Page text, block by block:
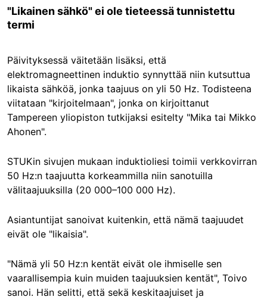
"Likainen sähkö" ei ole tieteessä tunnistettu
termi
Päivityksessä väitetään lisäksi, että
elektromagneettinen induktio synnyttää niin kutsuttua
likaista sähköä, jonka taajuus on yli 50 Hz. Todisteena
viitataan "kirjoitelmaan", jonka on kirjoittanut
Tampereen yliopiston tutkijaksi esitelty "Mika tai Mikko
Ahonen".
STUKin sivujen mukaan induktioliesi toimii verkkovirran
50 Hz:n taajuutta korkeammilla niin sanotuilla
välitaajuuksilla (20 000–100 000 Hz).
Asiantuntijat sanoivat kuitenkin, että nämä taajuudet
eivät ole "likaisia".
"Nämä yli 50 Hz:n kentät eivät ole ihmiselle sen
vaarallisempia kuin muiden taajuuksien kentät", Toivo
sanoi. Hän selitti, että sekä keskitaajuiset ja